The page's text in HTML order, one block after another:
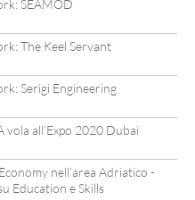
SEAMOD
The Keel Servant
Serigi Engineering
vola all’Expo 2020 Dubai
nell’area Adriatico -
Education e Skills